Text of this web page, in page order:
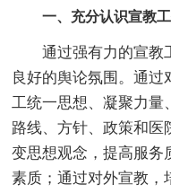
一、充分认识宣教
通过强有力的宣教
良好的舆论氛围。通过
工统一思想、凝聚力量
路线、方针、政策和医
变思想观念，提高服务
素质；通过对外宣教，